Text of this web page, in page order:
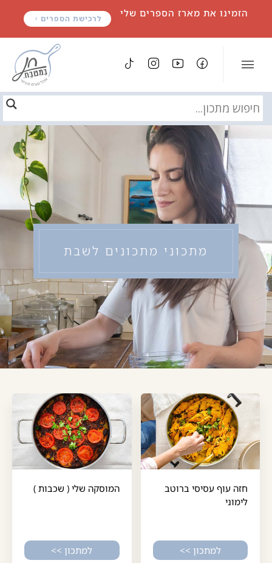
הזמינו את מארז הספרים שלי לרכישת הספרים
מתכוני מתכונים לשבת
חזה עוף עסיסי ברוטב
לימוני
למתכון >>
המוסקה שלי ( שכבות )
למתכון >>